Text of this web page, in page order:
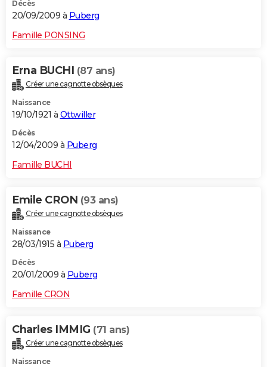
Décès
20/09/2009 à Puberg
Famille PONSING
Erna BUCHI (87 ans)
Créer une cagnotte obsèques
Naissance
19/10/1921 à Ottwiller
Décès
12/04/2009 à Puberg
Famille BUCHI
Emile CRON (93 ans)
Créer une cagnotte obsèques
Naissance
28/03/1915 à Puberg
Décès
20/01/2009 à Puberg
Famille CRON
Charles IMMIG (71 ans)
Créer une cagnotte obsèques
Naissance